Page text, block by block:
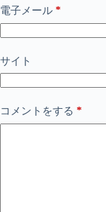
電子メール *
サイト
コメントをする *